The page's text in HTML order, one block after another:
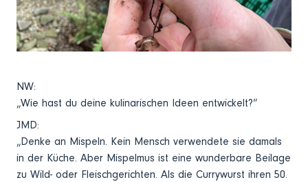
NW:
„Wie hast du deine kulinarischen Ideen entwickelt?“
JMD:
„Denke an Mispeln. Kein Mensch verwendete sie damals
in der Küche. Aber Mispelmus ist eine wunderbare Beilage
zu Wild- oder Fleischgerichten. Als die Currywurst ihren 50.